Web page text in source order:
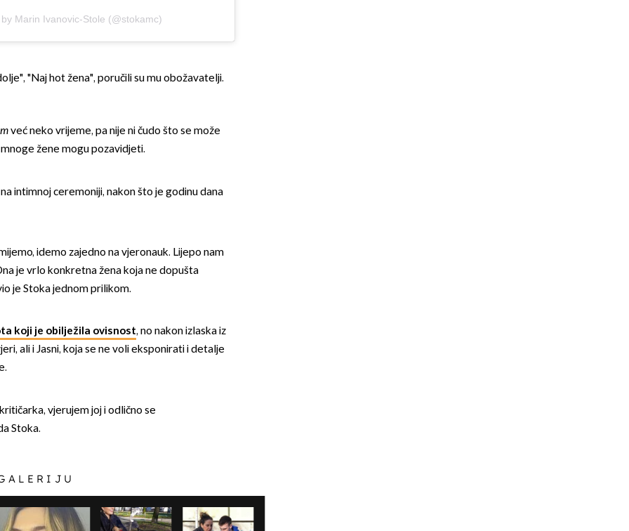
Marin Ivanovic-Stole (@stokamc)
"Naj hot žena", poručili su mu obožavatelji.
već neko vrijeme, pa nije ni čudo što se može
žene mogu pozavidjeti.
intimnoj ceremoniji, nakon što je godinu dana
idemo zajedno na vjeronauk. Lijepo nam
je vrlo konkretna žena koja ne dopušta
je Stoka jednom prilikom.
koji je obilježila ovisnost, no nakon izlaska iz
ali i Jasni, koja se ne voli eksponirati i detalje
vjerujem joj i odlično se
Stoka.